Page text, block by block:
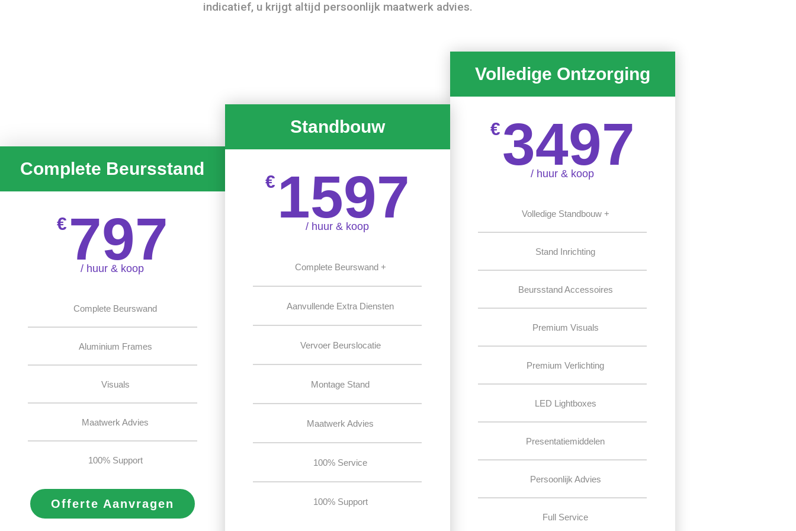
indicatief, u krijgt altijd persoonlijk maatwerk advies.
Complete Beursstand
€ 797
/ huur & koop
Complete Beurswand
Aluminium Frames
Visuals
Maatwerk Advies
100% Support
Offerte Aanvragen
Standbouw
€ 1597
/ huur & koop
Complete Beurswand +
Aanvullende Extra Diensten
Vervoer Beurslocatie
Montage Stand
Maatwerk Advies
100% Service
100% Support
Volledige Ontzorging
€3497
/ huur & koop
Volledige Standbouw +
Stand Inrichting
Beursstand Accessoires
Premium Visuals
Premium Verlichting
LED Lightboxes
Presentatiemiddelen
Persoonlijk Advies
Full Service